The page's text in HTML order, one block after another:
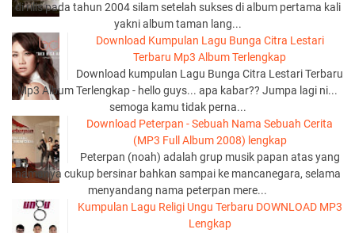
di rilis pada tahun 2004 silam setelah sukses di album pertama kali
yakni album taman lang...
Download Kumpulan Lagu Bunga Citra Lestari
Terbaru Mp3 Album Terlengkap
Download kumpulan Lagu Bunga Citra Lestari Terbaru
Mp3 Album Terlengkap - hello guys... apa kabar?? Jumpa lagi ni...
semoga kamu tidak perna...
Download Peterpan - Sebuah Nama Sebuah Cerita
(MP3 Full Album 2008) lengkap
Peterpan (noah) adalah grup musik papan atas yang
namanya cukup bersinar bahkan sampai ke mancanegara, selama
menyandang nama peterpan mere...
Kumpulan Lagu Religi Ungu Terbaru DOWNLOAD MP3
Lengkap